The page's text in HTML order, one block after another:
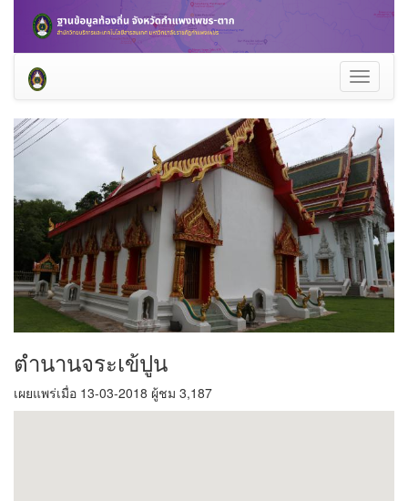
Toggle
ตำนานจระเข้ปูน
เผยแพร่เมื่อ 13-03-2018 ผู้ชม 3,187